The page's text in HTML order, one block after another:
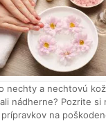
nechty a nechtovú
nádherne? Pozrite si
na